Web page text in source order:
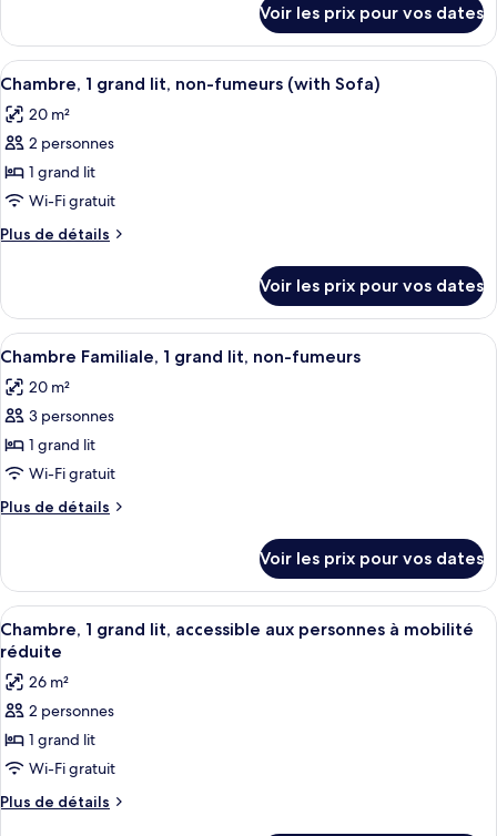
Chambre
avec
lits
jumeaux,
2
lits
une
place,
non-
le
type
de
Chambre
avec
jumeaux,
2
une
Voir les prix pour vos dates
Afficher
toutes
les
photos
pour
ce
type
de
Chambre,
grand
lit,
non-
fumeurs
(with
Sofa)
Une chambre d’hôtel avec un lit, un
6
Chambre, 1 grand lit, non-fumeurs (with Sofa)
20 m²
2 personnes
1 grand lit
Wi-Fi gratuit
Plus de détails
Plus
le
type
de
Chambre,
lit,
non-
(with
Voir les prix pour vos dates
Afficher
toutes
les
photos
pour
ce
type
de
Chambre
Familiale,
1
grand
lit,
non-
fumeurs
Une chambre d’hôtel avec un lit, un
6
Chambre Familiale, 1 grand lit, non-fumeurs
20 m²
3 personnes
1 grand lit
Wi-Fi gratuit
Plus de détails
Plus
le
type
de
chambre
Familiale,
grand
lit,
non-
Voir les prix pour vos dates
Afficher
toutes
les
photos
pour
ce
type
de
Une chambre d’hôtel avec un lit, un
4
Chambre, 1 grand lit, accessible aux personnes à mobilité
réduite
26 m²
2 personnes
1 grand lit
Wi-Fi gratuit
Plus de détails
Plus